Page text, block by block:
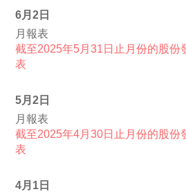
6月2日
月報表
截至2025年5月31日止月份的股份
表
5月2日
月報表
截至2025年4月30日止月份的股份
表
4月1日